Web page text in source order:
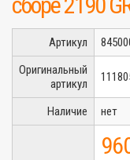
Артикул
Оригинальный
артикул
Наличие нет